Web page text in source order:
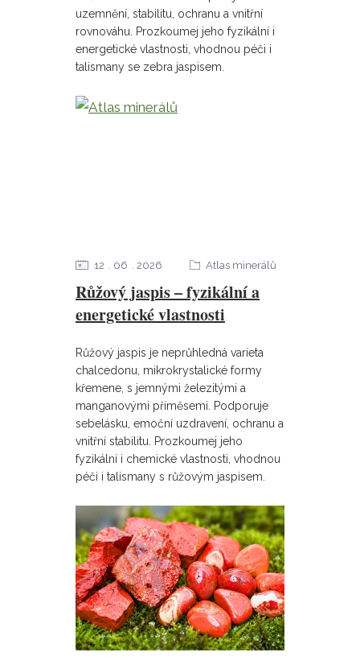
uzemnění, stabilitu, ochranu a vnitřní
rovnováhu. Prozkoumej jeho fyzikální i
energetické vlastnosti, vhodnou péči i
talismany se zebra jaspisem.
Růžový jaspis – fyzikální a
energetické vlastnosti
12 06 2026 Atlas minerálů
Růžový jaspis je neprůhledná varieta
chalcedonu, mikrokrystalické formy
křemene, s jemnými železitými a
manganovými příměsemi. Podporuje
sebelásku, emoční uzdravení, ochranu a
vnitřní stabilitu. Prozkoumej jeho
fyzikální i chemické vlastnosti, vhodnou
péči i talismany s růžovým jaspisem.